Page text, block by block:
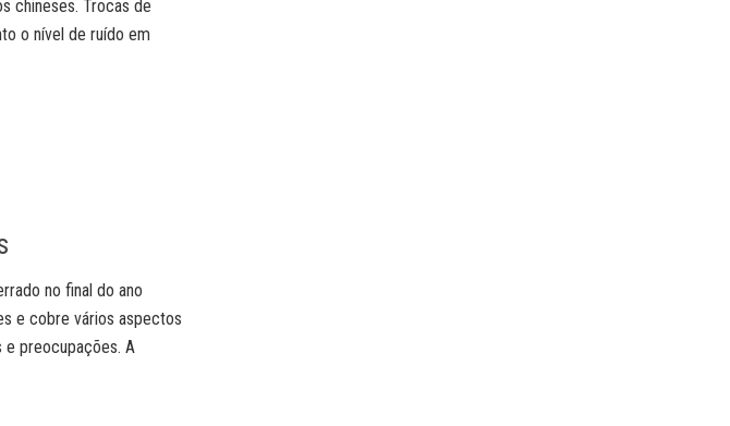
chineses. Trocas de
o nível de ruído em
no final do ano
e cobre vários aspectos
e preocupações. A